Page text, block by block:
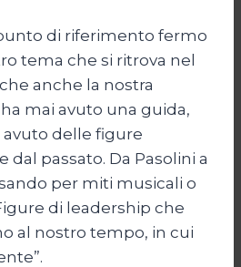
di riferimento fermo
tema che si ritrova nel
anche la nostra
mai avuto una guida,
delle figure
dal passato. Da Pasolini a
per miti musicali o
di leadership che
al nostro tempo, in cui